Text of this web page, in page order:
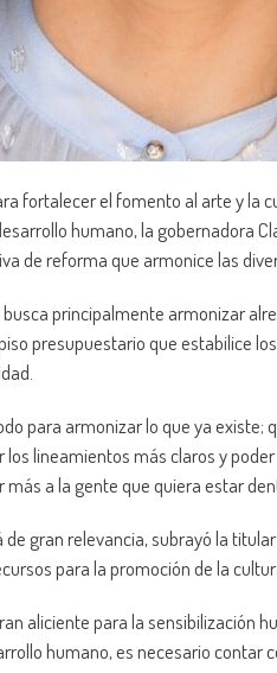
fortalecer el fomento al arte y la
humano, la gobernadora
de reforma que armonice las
principalmente armonizar
presupuestario que estabilice
para armonizar lo que ya existe;
lineamientos más claros y
a la gente que quiera estar
gran relevancia, subrayó la
para la promoción de la
aliciente para la sensibilización
humano, es necesario contar